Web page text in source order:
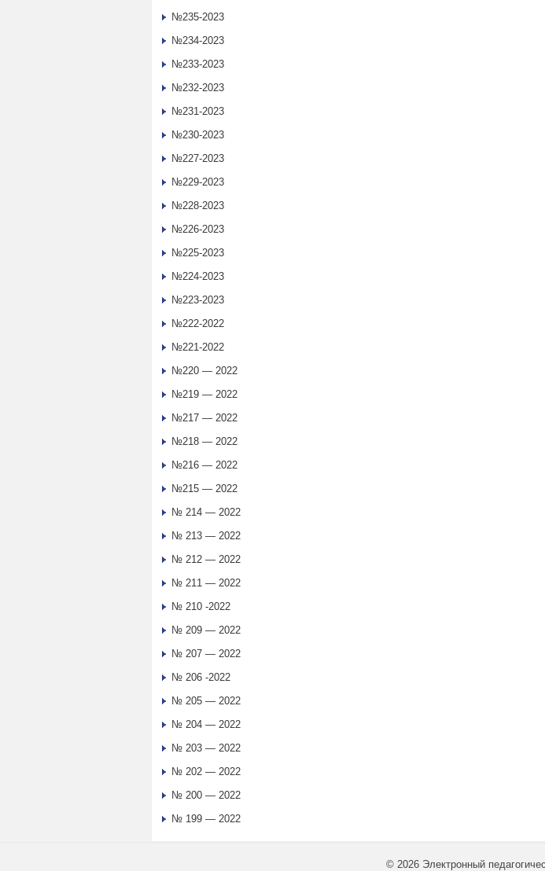
№235-2023
№234-2023
№233-2023
№232-2023
№231-2023
№230-2023
№227-2023
№229-2023
№228-2023
№226-2023
№225-2023
№224-2023
№223-2023
№222-2022
№221-2022
№220 — 2022
№219 — 2022
№217 — 2022
№218 — 2022
№216 — 2022
№215 — 2022
№ 214 — 2022
№ 213 — 2022
№ 212 — 2022
№ 211 — 2022
№ 210 -2022
№ 209 — 2022
№ 207 — 2022
№ 206 -2022
№ 205 — 2022
№ 204 — 2022
№ 203 — 2022
№ 202 — 2022
№ 200 — 2022
№ 199 — 2022
© 2026 Электронный